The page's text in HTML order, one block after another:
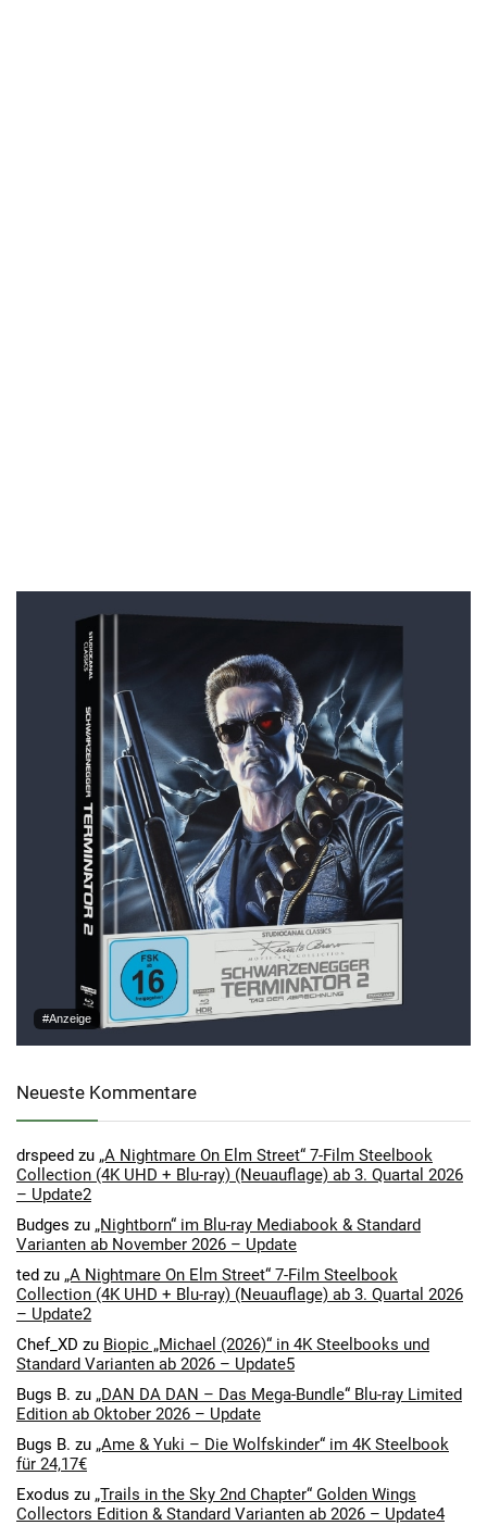
#Anzeige
Neueste Kommentare
drspeed zu „A Nightmare On Elm Street“ 7-Film Steelbook
Collection (4K UHD + Blu-ray) (Neuauflage) ab 3. Quartal 2026
– Update2
Budges zu „Nightborn“ im Blu-ray Mediabook & Standard
Varianten ab November 2026 – Update
ted zu „A Nightmare On Elm Street“ 7-Film Steelbook
Collection (4K UHD + Blu-ray) (Neuauflage) ab 3. Quartal 2026
– Update2
Chef_XD zu Biopic „Michael (2026)“ in 4K Steelbooks und
Standard Varianten ab 2026 – Update5
Bugs B. zu „DAN DA DAN – Das Mega-Bundle“ Blu-ray Limited
Edition ab Oktober 2026 – Update
Bugs B. zu „Ame & Yuki – Die Wolfskinder“ im 4K Steelbook
für 24,17€
Exodus zu „Trails in the Sky 2nd Chapter“ Golden Wings
Collectors Edition & Standard Varianten ab 2026 – Update4